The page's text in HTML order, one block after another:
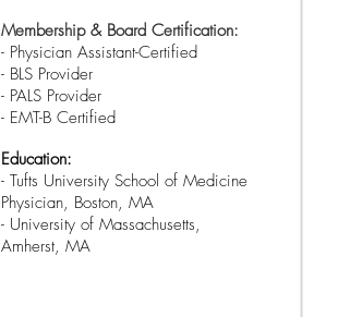
Membership & Board Certification:
- Physician Assistant-Certified
- BLS Provider
- PALS Provider
- EMT-B Certified
Education:
- Tufts University School of Medicine
Physician, Boston, MA
- University of Massachusetts,
Amherst, MA